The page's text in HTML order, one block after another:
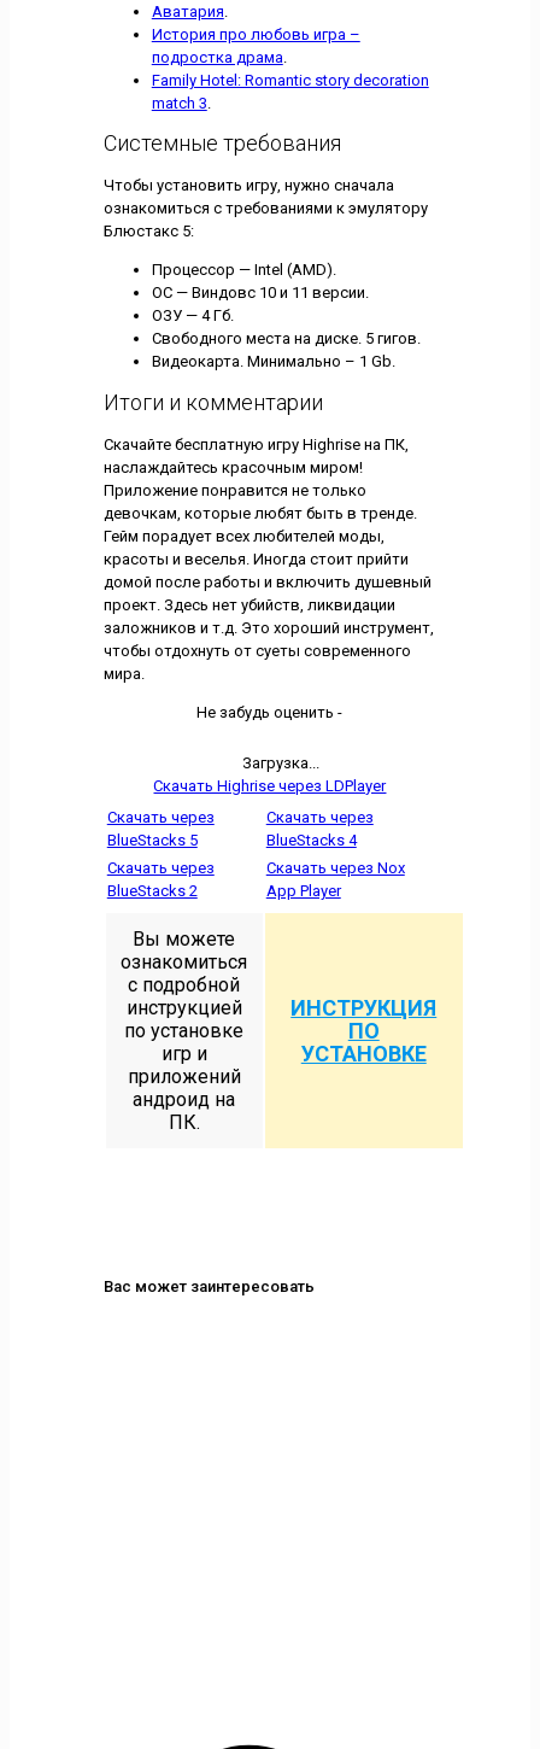
Аватария
История про любовь игра –
подростка драма
Family Hotel: Romantic story decoration
match 3
Системные требования
Чтобы установить игру, нужно сначала
ознакомиться с требованиями к эмулятору
Блюстакс 5:
Процессор — Intel (AMD).
ОС — Виндовс 10 и 11 версии.
ОЗУ — 4 Гб.
Свободного места на диске. 5 гигов.
Видеокарта. Минимально – 1 Gb.
Итоги и комментарии
Скачайте бесплатную игру Highrise на ПК,
наслаждайтесь красочным миром!
Приложение понравится не только
девочкам, которые любят быть в тренде.
Гейм порадует всех любителей моды,
красоты и веселья. Иногда стоит прийти
домой после работы и включить душевный
проект. Здесь нет убийств, ликвидации
заложников и т.д. Это хороший инструмент,
чтобы отдохнуть от суеты современного
мира.
Не забудь оценить -
Загрузка...
Скачать Highrise через LDPlayer
Скачать через
BlueStacks 5
Скачать через
BlueStacks 4
Скачать через
BlueStacks 2
Скачать через Nox
App Player
Вы можете
ознакомиться
с подробной
инструкцией
по установке
игр и
приложений
андроид на
ПК.
ИНСТРУКЦИЯ
ПО
УСТАНОВКЕ
Вас может заинтересовать